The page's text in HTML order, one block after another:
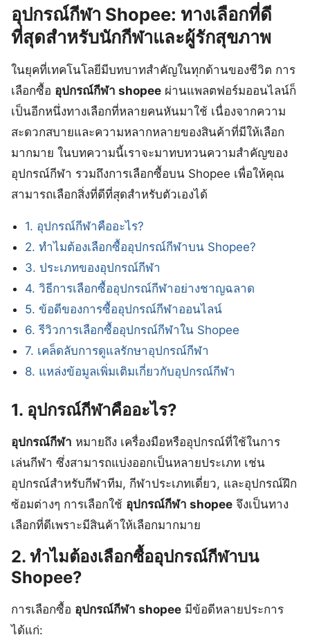
อุปกรณ์กีฬา Shopee: ทางเลือกที่ดี
ที่สุดสำหรับนักกีฬาและผู้รักสุขภาพ
ในยุคที่เทคโนโลยีมีบทบาทสำคัญในทุกด้านของชีวิต การ
เลือกซื้อ อุปกรณ์กีฬา shopee ผ่านแพลตฟอร์มออนไลน์ก็
เป็นอีกหนึ่งทางเลือกที่หลายคนหันมาใช้ เนื่องจากความ
สะดวกสบายและความหลากหลายของสินค้าที่มีให้เลือก
มากมาย ในบทความนี้เราจะมาทบทวนความสำคัญของ
อุปกรณ์กีฬา รวมถึงการเลือกซื้อบน Shopee เพื่อให้คุณ
สามารถเลือกสิ่งที่ดีที่สุดสำหรับตัวเองได้
1. อุปกรณ์กีฬาคืออะไร?
2. ทำไมต้องเลือกซื้ออุปกรณ์กีฬาบน Shopee?
3. ประเภทของอุปกรณ์กีฬา
4. วิธีการเลือกซื้ออุปกรณ์กีฬาอย่างชาญฉลาด
5. ข้อดีของการซื้ออุปกรณ์กีฬาออนไลน์
6. รีวิวการเลือกซื้ออุปกรณ์กีฬาใน Shopee
7. เคล็ดลับการดูแลรักษาอุปกรณ์กีฬา
8. แหล่งข้อมูลเพิ่มเติมเกี่ยวกับอุปกรณ์กีฬา
1. อุปกรณ์กีฬาคืออะไร?
อุปกรณ์กีฬา หมายถึง เครื่องมือหรืออุปกรณ์ที่ใช้ในการ
เล่นกีฬา ซึ่งสามารถแบ่งออกเป็นหลายประเภท เช่น
อุปกรณ์สำหรับกีฬาทีม, กีฬาประเภทเดี่ยว, และอุปกรณ์ฝึก
ซ้อมต่างๆ การเลือกใช้ อุปกรณ์กีฬา shopee จึงเป็นทาง
เลือกที่ดีเพราะมีสินค้าให้เลือกมากมาย
2. ทำไมต้องเลือกซื้ออุปกรณ์กีฬาบน
Shopee?
การเลือกซื้อ อุปกรณ์กีฬา shopee มีข้อดีหลายประการ
ได้แก่: